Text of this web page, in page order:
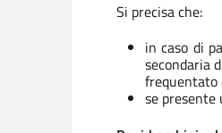
Si precisa che:
in caso di
secondaria
frequentato
se presente